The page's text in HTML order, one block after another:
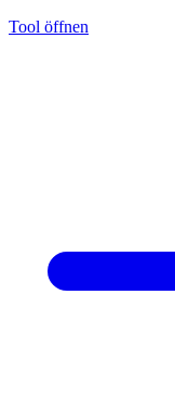
Tool öffnen